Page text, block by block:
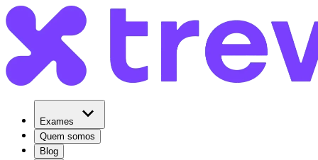
Exames
Quem somos
Blog